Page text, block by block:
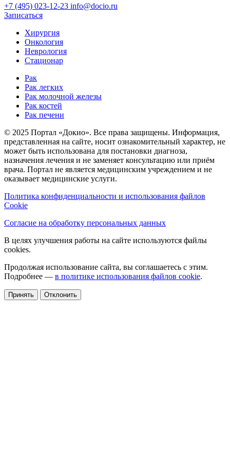
+7 (495) 023-12-23 info@docio.ru
Записаться
Хирургия
Онкология
Неврология
Стационар
Рак
Рак легких
Рак молочной железы
Рак костей
Рак печени
© 2025 Портал «Докио». Все права защищены. Информация,
представленная на сайте, носит ознакомительный характер, не
может быть использована для постановки диагноза,
назначения лечения и не заменяет консультацию или приём
врача. Портал не является медицинским учреждением и не
оказывает медицинские услуги.
Политика конфиденциальности и использования файлов
Cookie
Согласие на обработку персональных данных
В целях улучшения работы на сайте используются файлы
cookies.
Продолжая использование сайта, вы соглашаетесь с этим.
Подробнее — в политике использования файлов cookie.
Принять Отклонить